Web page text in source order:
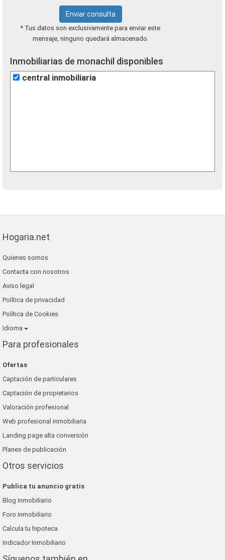
Enviar consulta
* Tus datos son exclusivamente para enviar este
mensaje, ninguno quedará almacenado.
Inmobiliarias de monachil disponibles
central inmobiliaria
Hogaria.net
Quienes somos
Contacta con nosotros
Aviso legal
Política de privacidad
Política de Cookies
Idioma
Para profesionales
Ofertas
Captación de particulares
Captación de propietarios
Valoración profesional
Web profesional inmobiliaria
Landing page alta conversión
Planes de publicación
Otros servicios
Publica tu anuncio gratis
Blog inmobiliario
Foro inmobiliario
Calcula tu hipoteca
Indicador Inmobiliario